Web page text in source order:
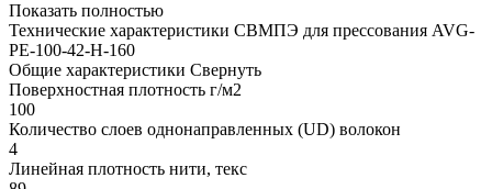
Показать полностью
Технические характеристики СВМПЭ для прессования AVG-
PE-100-42-H-160
Общие характеристики Свернуть
Поверхностная плотность г/м2
100
Количество слоев однонаправленных (UD) волокон
4
Линейная плотность нити, текс